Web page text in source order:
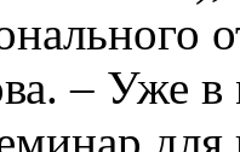
– Уже
для